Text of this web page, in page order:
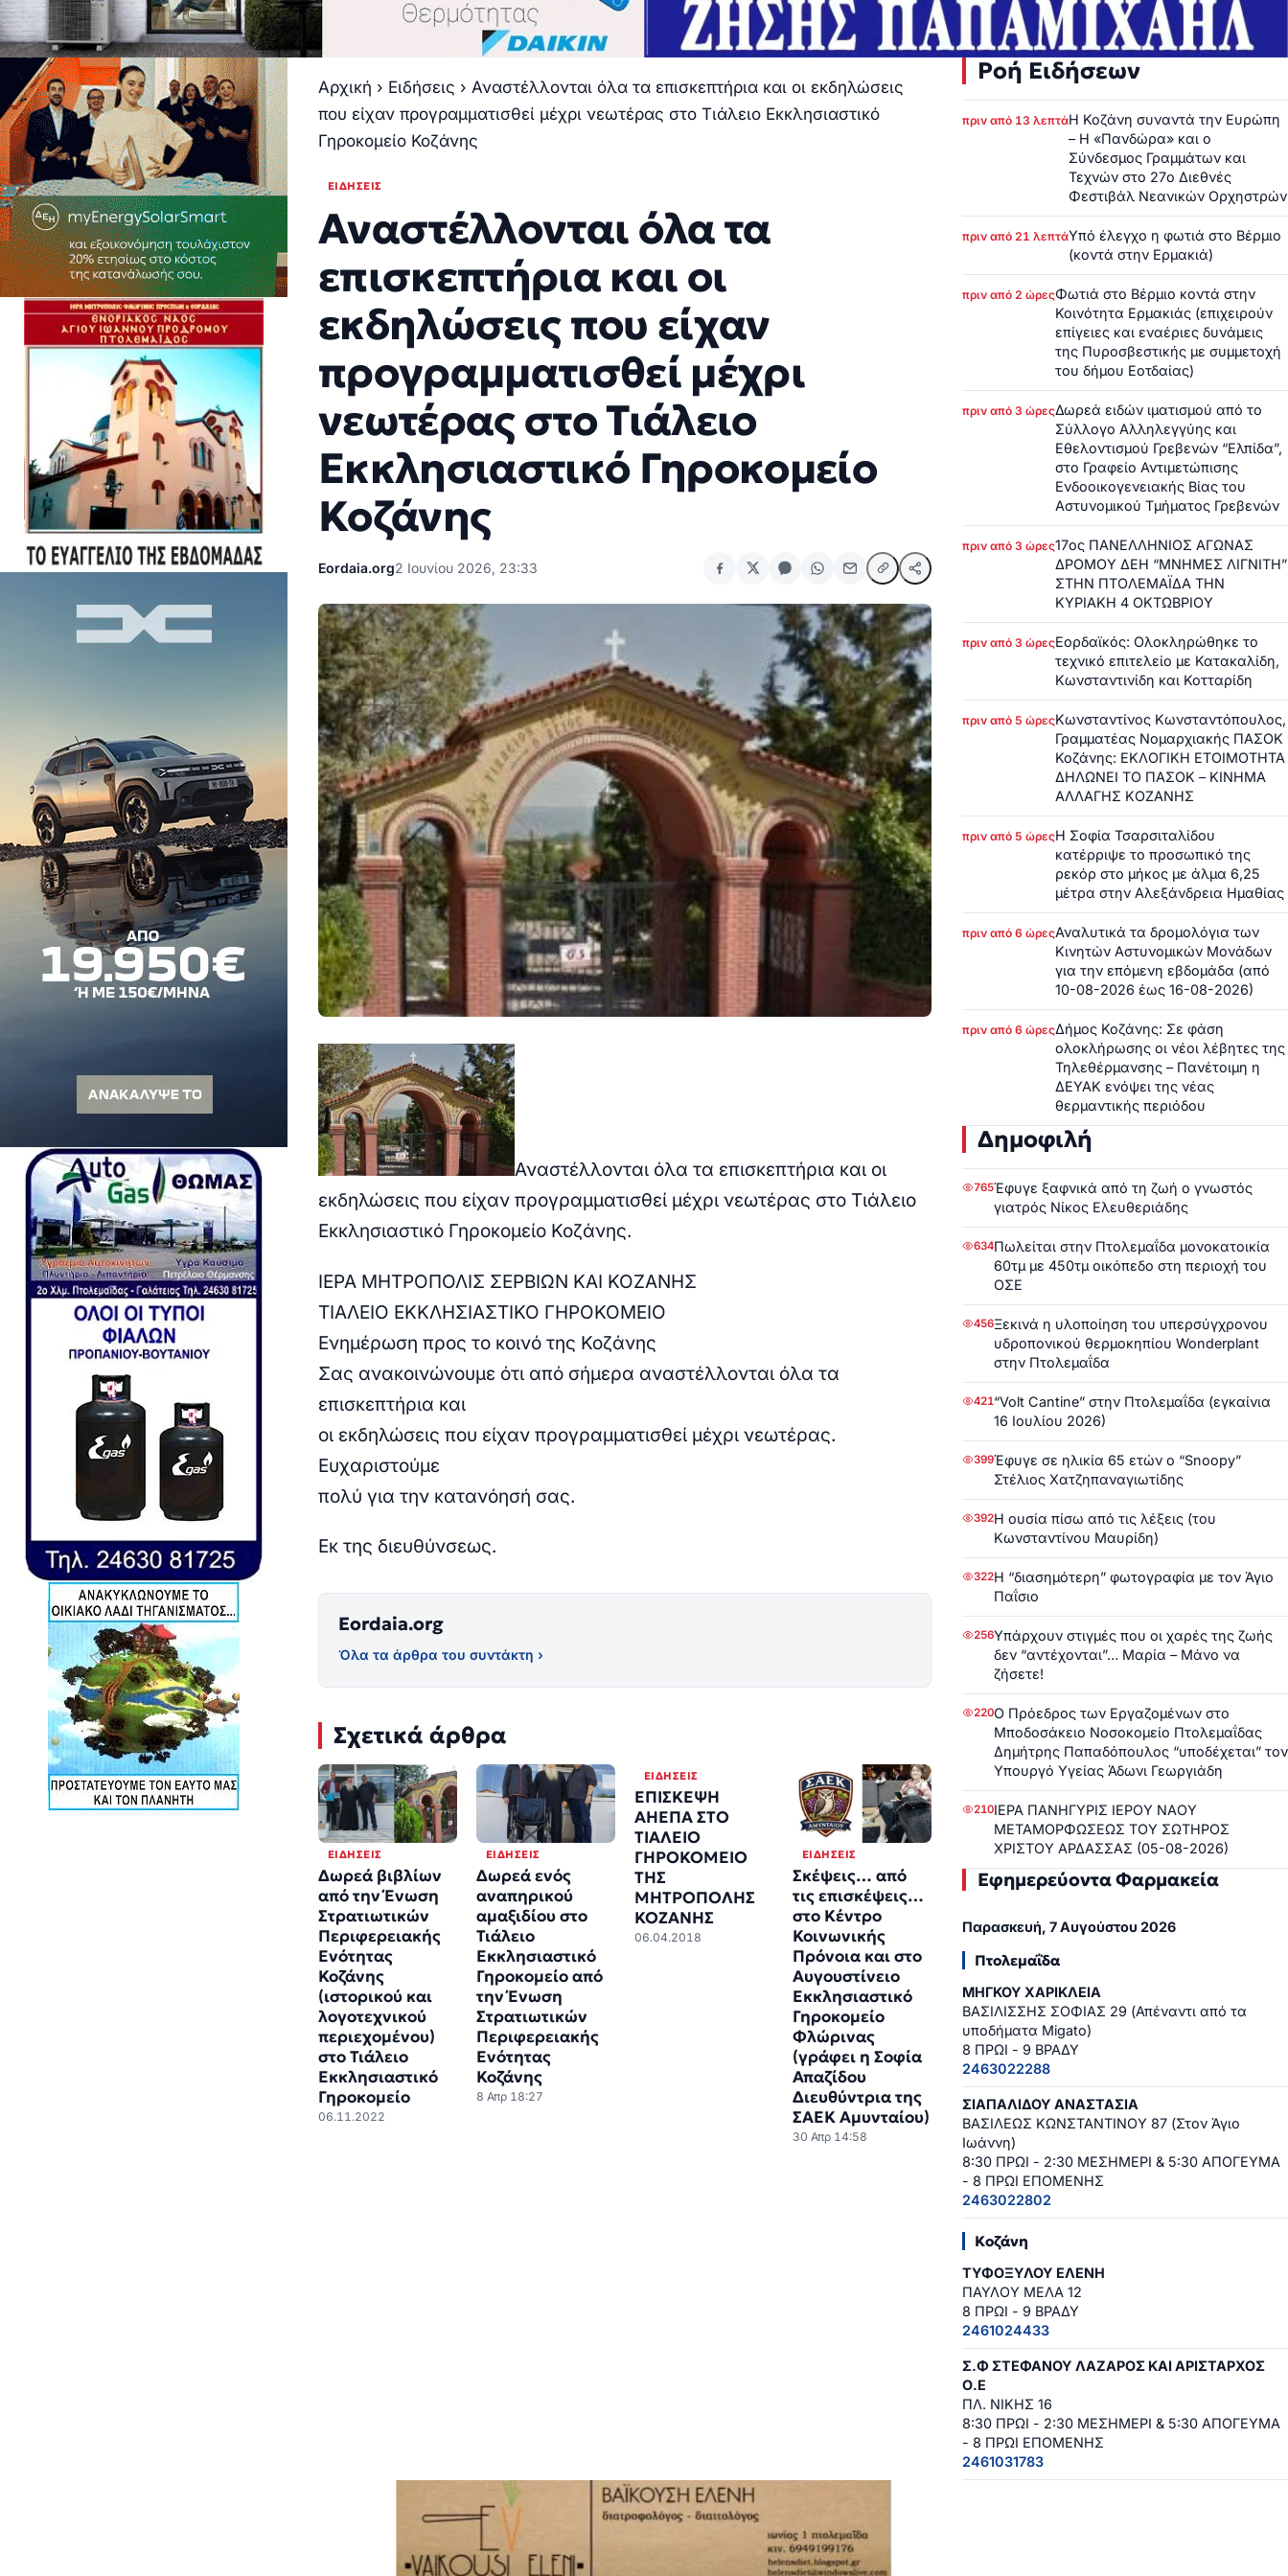
Αρχική › Ειδήσεις › Αναστέλλονται όλα τα επισκεπτήρια και οι εκδηλώσεις
που είχαν προγραμματισθεί μέχρι νεωτέρας στο Τιάλειο Εκκλησιαστικό
Γηροκομείο Κοζάνης
ΕΙΔΉΣΕΙΣ
Αναστέλλονται όλα τα
επισκεπτήρια και οι
εκδηλώσεις που είχαν
προγραμματισθεί μέχρι
νεωτέρας στο Τιάλειο
Εκκλησιαστικό Γηροκομείο
Κοζάνης
Eordaia.org2 Ιουνίου 2026, 23:33
Αναστέλλονται όλα τα επισκεπτήρια και οι
εκδηλώσεις που είχαν προγραμματισθεί μέχρι νεωτέρας στο Τιάλειο
Εκκλησιαστικό Γηροκομείο Κοζάνης.
ΙΕΡΑ ΜΗΤΡΟΠΟΛΙΣ ΣΕΡΒΙΩΝ ΚΑΙ ΚΟΖΑΝΗΣ
ΤΙΑΛΕΙΟ ΕΚΚΛΗΣΙΑΣΤΙΚΟ ΓΗΡΟΚΟΜΕΙΟ
Ενημέρωση προς το κοινό της Κοζάνης
Σας ανακοινώνουμε ότι από σήμερα αναστέλλονται όλα τα
επισκεπτήρια και
οι εκδηλώσεις που είχαν προγραμματισθεί μέχρι νεωτέρας.
Ευχαριστούμε
πολύ για την κατανόησή σας.
Εκ της διευθύνσεως.
Eordaia.org
Όλα τα άρθρα του συντάκτη ›
Σχετικά άρθρα
ΕΙΔΉΣΕΙΣ
Δωρεά βιβλίων
από την Ένωση
Στρατιωτικών
Περιφερειακής
Ενότητας
Κοζάνης
(ιστορικού και
λογοτεχνικού
περιεχομένου)
στο Τιάλειο
Εκκλησιαστικό
Γηροκομείο
06.11.2022
ΕΙΔΉΣΕΙΣ
Δωρεά ενός
αναπηρικού
αμαξιδίου στο
Τιάλειο
Εκκλησιαστικό
Γηροκομείο από
την Ένωση
Στρατιωτικών
Περιφερειακής
Ενότητας
Κοζάνης
8 Απρ 18:27
ΕΙΔΉΣΕΙΣ
ΕΠΙΣΚΕΨΗ
ΑΗΕΠΑ ΣΤΟ
ΤΙΑΛΕΙΟ
ΓΗΡΟΚΟΜΕΙΟ
ΤΗΣ
ΜΗΤΡΟΠΟΛΗΣ
ΚΟΖΑΝΗΣ
06.04.2018
ΕΙΔΉΣΕΙΣ
Σκέψεις… από
τις επισκέψεις…
στο Κέντρο
Κοινωνικής
Πρόνοια και στο
Αυγουστίνειο
Εκκλησιαστικό
Γηροκομείο
Φλώρινας
(γράφει η Σοφία
Απαζίδου
Διευθύντρια της
ΣΑΕΚ Αμυνταίου)
30 Απρ 14:58
Ροή Ειδήσεων
πριν από 13 λεπτάΗ Κοζάνη συναντά την Ευρώπη
– Η «Πανδώρα» και ο
Σύνδεσμος Γραμμάτων και
Τεχνών στο 27ο Διεθνές
Φεστιβάλ Νεανικών Ορχηστρών
πριν από 21 λεπτάΥπό έλεγχο η φωτιά στο Βέρμιο
(κοντά στην Ερμακιά)
πριν από 2 ώρεςΦωτιά στο Βέρμιο κοντά στην
Κοινότητα Ερμακιάς (επιχειρούν
επίγειες και εναέριες δυνάμεις
της Πυροσβεστικής με συμμετοχή
του δήμου Εοτδαίας)
πριν από 3 ώρεςΔωρεά ειδών ιματισμού από το
Σύλλογο Αλληλεγγύης και
Εθελοντισμού Γρεβενών “Ελπίδα”,
στο Γραφείο Αντιμετώπισης
Ενδοοικογενειακής Βίας του
Αστυνομικού Τμήματος Γρεβενών
πριν από 3 ώρες17ος ΠΑΝΕΛΛΗΝΙΟΣ ΑΓΩΝΑΣ
ΔΡΟΜΟΥ ΔΕΗ “ΜΝΗΜΕΣ ΛΙΓΝΙΤΗ”
ΣΤΗΝ ΠΤΟΛΕΜΑΪΔΑ ΤΗΝ
ΚΥΡΙΑΚΗ 4 ΟΚΤΩΒΡΙΟΥ
πριν από 3 ώρεςΕορδαϊκός: Ολοκληρώθηκε το
τεχνικό επιτελείο με Κατακαλίδη,
Κωνσταντινίδη και Κοτταρίδη
πριν από 5 ώρεςΚωνσταντίνος Κωνσταντόπουλος,
Γραμματέας Νομαρχιακής ΠΑΣΟΚ
Κοζάνης: ΕΚΛΟΓΙΚΗ ΕΤΟΙΜΟΤΗΤΑ
ΔΗΛΩΝΕΙ ΤΟ ΠΑΣΟΚ – ΚΙΝΗΜΑ
ΑΛΛΑΓΗΣ ΚΟΖΑΝΗΣ
πριν από 5 ώρεςΗ Σοφία Τσαρσιταλίδου
κατέρριψε το προσωπικό της
ρεκόρ στο μήκος με άλμα 6,25
μέτρα στην Αλεξάνδρεια Ημαθίας
πριν από 6 ώρεςΑναλυτικά τα δρομολόγια των
Κινητών Αστυνομικών Μονάδων
για την επόμενη εβδομάδα (από
10-08-2026 έως 16-08-2026)
πριν από 6 ώρεςΔήμος Κοζάνης: Σε φάση
ολοκλήρωσης οι νέοι λέβητες της
Τηλεθέρμανσης – Πανέτοιμη η
ΔΕΥΑΚ ενόψει της νέας
θερμαντικής περιόδου
Δημοφιλή
765Έφυγε ξαφνικά από τη ζωή ο γνωστός
γιατρός Νίκος Ελευθεριάδης
634Πωλείται στην Πτολεμαΐδα μονοκατοικία
60τμ με 450τμ οικόπεδο στη περιοχή του
ΟΣΕ
456Ξεκινά η υλοποίηση του υπερσύγχρονου
υδροπονικού θερμοκηπίου Wonderplant
στην Πτολεμαΐδα
421“Volt Cantine” στην Πτολεμαΐδα (εγκαίνια
16 Ιουλίου 2026)
399Έφυγε σε ηλικία 65 ετών ο “Snoopy”
Στέλιος Χατζηπαναγιωτίδης
392Η ουσία πίσω από τις λέξεις (του
Κωνσταντίνου Μαυρίδη)
322Η “διασημότερη” φωτογραφία με τον Άγιο
Παΐσιο
256Υπάρχουν στιγμές που οι χαρές της ζωής
δεν “αντέχονται”… Μαρία – Μάνο να
ζήσετε!
220Ο Πρόεδρος των Εργαζομένων στο
Μποδοσάκειο Νοσοκομείο Πτολεμαΐδας
Δημήτρης Παπαδόπουλος “υποδέχεται” τον
Υπουργό Υγείας Άδωνι Γεωργιάδη
210ΙΕΡΑ ΠΑΝΗΓΥΡΙΣ ΙΕΡΟΥ ΝΑΟΥ
ΜΕΤΑΜΟΡΦΩΣΕΩΣ ΤΟΥ ΣΩΤΗΡΟΣ
ΧΡΙΣΤΟΥ ΑΡΔΑΣΣΑΣ (05-08-2026)
Εφημερεύοντα Φαρμακεία
Παρασκευή, 7 Αυγούστου 2026
Πτολεμαΐδα
ΜΗΓΚΟΥ ΧΑΡΙΚΛΕΙΑ
ΒΑΣΙΛΙΣΣΗΣ ΣΟΦΙΑΣ 29 (Απέναντι από τα
υποδήματα Migato)
8 ΠΡΩΙ - 9 ΒΡΑΔΥ
2463022288
ΣΙΑΠΑΛΙΔΟΥ ΑΝΑΣΤΑΣΙΑ
ΒΑΣΙΛΕΩΣ ΚΩΝΣΤΑΝΤΙΝΟΥ 87 (Στον Άγιο
Ιωάννη)
8:30 ΠΡΩΙ - 2:30 ΜΕΣΗΜΕΡΙ & 5:30 ΑΠΟΓΕΥΜΑ
- 8 ΠΡΩΙ ΕΠΟΜΕΝΗΣ
2463022802
Κοζάνη
ΤΥΦΟΞΥΛΟΥ ΕΛΕΝΗ
ΠΑΥΛΟΥ ΜΕΛΑ 12
8 ΠΡΩΙ - 9 ΒΡΑΔΥ
2461024433
Σ.Φ ΣΤΕΦΑΝΟΥ ΛΑΖΑΡΟΣ ΚΑΙ ΑΡΙΣΤΑΡΧΟΣ
Ο.Ε
ΠΛ. ΝΙΚΗΣ 16
8:30 ΠΡΩΙ - 2:30 ΜΕΣΗΜΕΡΙ & 5:30 ΑΠΟΓΕΥΜΑ
- 8 ΠΡΩΙ ΕΠΟΜΕΝΗΣ
2461031783